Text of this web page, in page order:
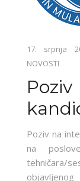
17. srpnja
NOVOSTI
Poziv na
na
tehničara/
objavljenog